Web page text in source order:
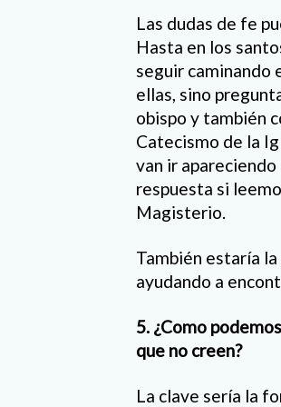
Las dudas de fe
Hasta en los
seguir caminando
ellas, sino
obispo y también
Catecismo de la
van ir
respuesta si
Magisterio.
También estaría
ayudando a
5. ¿Como
que no creen?
La clave sería la